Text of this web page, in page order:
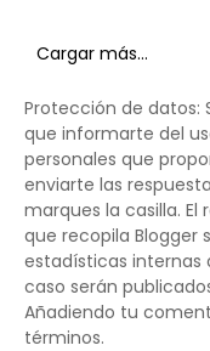
Cargar más...
Protección de datos:
que informarte del
personales que
enviarte las
marques la casilla. El
que recopila Blogger
estadísticas internas
caso serán
Añadiendo tu
términos.